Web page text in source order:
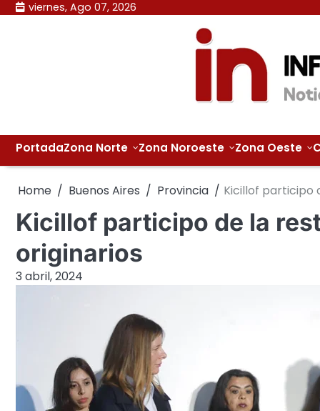
Skip viernes, Ago 07, 2026
PortadaZona Norte Zona Noroeste Zona Oeste
Home Buenos Aires Provincia Kicillof participo
Kicillof participo de la
originarios
3 abril, 2024